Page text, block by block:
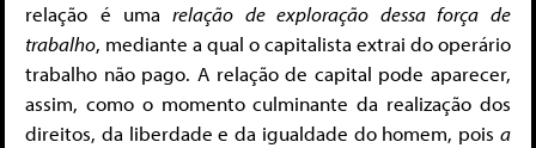
relação é uma relação de exploração dessa força de
trabalho, mediante a qual o capitalista extrai do operário
trabalho não pago. A relação de capital pode aparecer,
assim, como o momento culminante da realização dos
direitos, da liberdade e da igualdade do homem, pois a